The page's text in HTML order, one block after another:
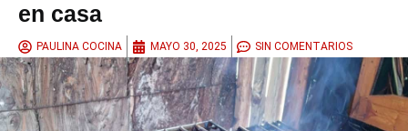
en casa
PAULINA COCINA MAYO 30, 2025 SIN COMENTARIOS